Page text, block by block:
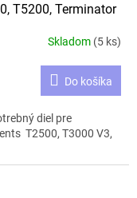
T5200, Terminator
Skladom (5 ks)
Do košíka
diel pre
T2500, T3000 V3,